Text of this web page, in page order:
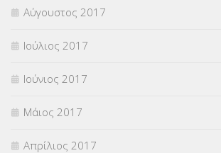
Αύγουστος 2017
Ιούλιος 2017
Ιούνιος 2017
Μάιος 2017
Απρίλιος 2017